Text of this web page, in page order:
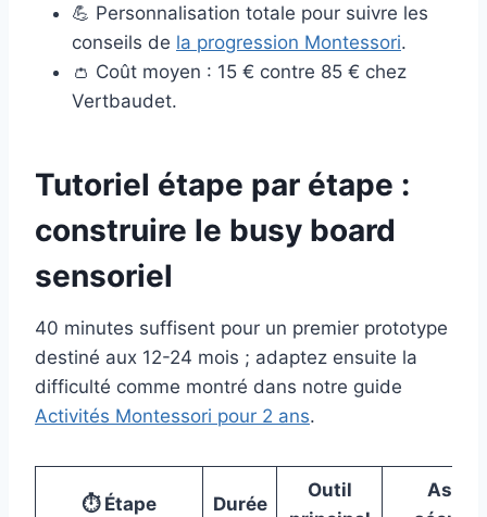
💪 Personnalisation totale pour suivre les
conseils de la progression Montessori.
👛 Coût moyen : 15 € contre 85 € chez
Vertbaudet.
Tutoriel étape par étape :
construire le busy board
sensoriel
40 minutes suffisent pour un premier prototype
destiné aux 12-24 mois ; adaptez ensuite la
difficulté comme montré dans notre guide
Activités Montessori pour 2 ans.
⏱️ Étape Durée
Outil